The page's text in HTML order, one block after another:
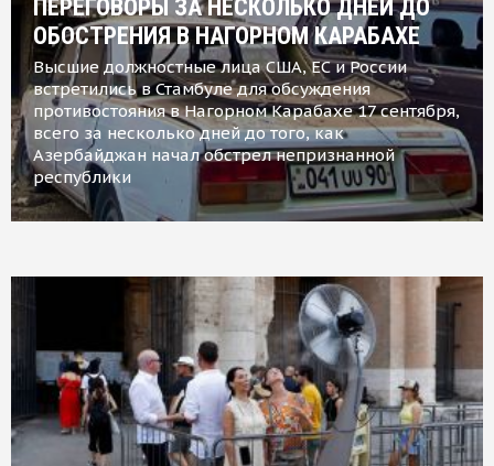
ПЕРЕГОВОРЫ ЗА НЕСКОЛЬКО ДНЕЙ ДО
ОБОСТРЕНИЯ В НАГОРНОМ КАРАБАХЕ
Высшие должностные лица США, ЕС и России
встретились в Стамбуле для обсуждения
противостояния в Нагорном Карабахе 17 сентября,
всего за несколько дней до того, как
Азербайджан начал обстрел непризнанной
республики